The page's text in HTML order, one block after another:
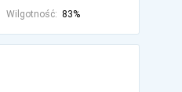
Wilgotność: 83%